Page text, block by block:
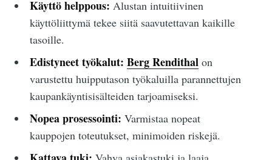
Käyttö helppous: Alustan intuitiivinen
käyttöliittymä tekee siitä saavutettavan kaikille
tasoille.
Edistyneet työkalut: Berg Rendithalon
varustettu huipputason työkaluilla parannettujen
kaupankäyntisisälteiden tarjoamiseksi.
Nopea prosessointi: Varmistaa nopeat
kauppojen toteutukset, minimoiden riskejä.